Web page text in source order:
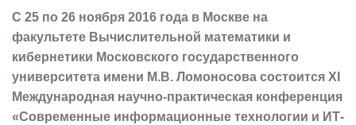
С 25 по 26 ноября 2016 года в Москве на
факультете Вычислительной математики и
кибернетики Московского государственного
университета имени М.В. Ломоносова состоится XI
Международная научно-практическая конференция
«Современные информационные технологии и ИТ-